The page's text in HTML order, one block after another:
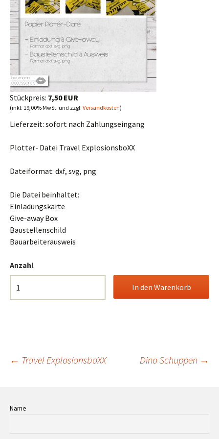
Stückpreis: 7,50 EUR
(inkl. 19,00% MwSt. und zzgl. Versandkosten)
Lieferzeit: sofort nach Zahlungseingang
Plotter- Datei Travel ExplosionsboXX
Dateiformat: dxf, svg, png
Die Datei beinhaltet:
Einladungskarte
Give-away Box
Baustellenschild
Bauarbeiterausweis
Anzahl
Beitrags-
← Travel ExplosionsboXX Dino Schuppen →
Name